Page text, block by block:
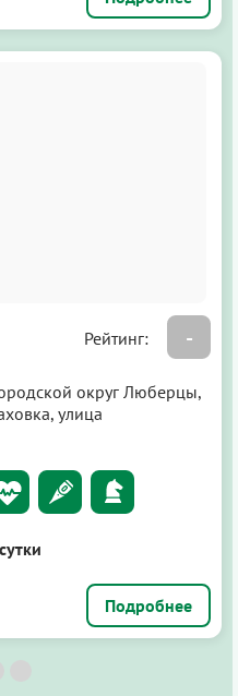
Рейтинг: -
округ Люберцы,
улица
Подробнее